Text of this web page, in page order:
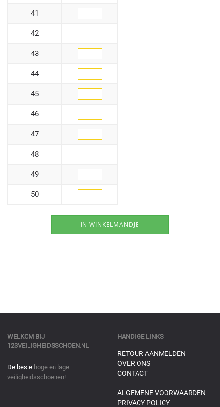
41
42
43
44
45
46
47
48
49
50
WELKOM BIJ
123VEILIGHEIDSSCHOEN.NL
De beste hoge en lage
veiligheidsschoenen!
HANDIGE LINKS
RETOUR AANMELDEN
OVER ONS
CONTACT
ALGEMENE VOORWAARDEN
PRIVACY POLICY